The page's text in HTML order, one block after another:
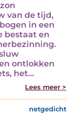
van de tijd,
in een
bestaat en
ontlokken
het…
Lees meer >
netgedicht